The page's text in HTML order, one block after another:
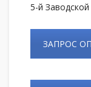
5-й
ЗАПРОС